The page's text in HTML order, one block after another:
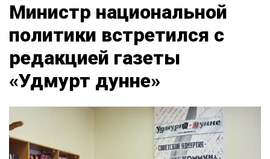
Министр национальной
политики встретился с
редакцией газеты
«Удмурт дунне»